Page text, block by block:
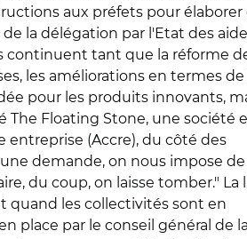
aux préfets pour élaborer
la délégation par l'Etat des
continuent tant que la réforme
les améliorations en termes
pour les produits innovants,
The Floating Stone, une société
(Accre), du côté des
demande, on nous impose
du coup, on laisse tomber." La
quand les collectivités sont en
place par le conseil général de la